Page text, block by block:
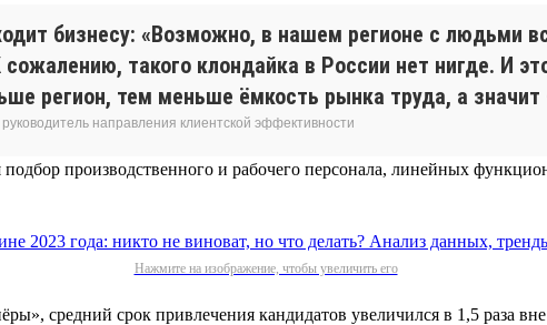
бизнесу: «Возможно, в нашем регионе с людьми
такого клондайка в России нет нигде. И
регион, тем меньше ёмкость рынка труда, а
направления клиентской эффективности
производственного и рабочего персонала, линейных
Нажмите на изображение, чтобы увеличить его
средний срок привлечения кандидатов увеличился в 1,5 раза